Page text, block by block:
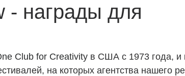
- награды для
Club for Creativity в США с 1973 года, и
на которых агентства нашего